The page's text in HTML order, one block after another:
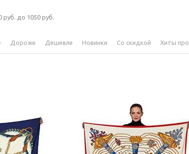
руб. до 1050 руб.
Дороже Дешевле Новинки Со скидкой Хиты